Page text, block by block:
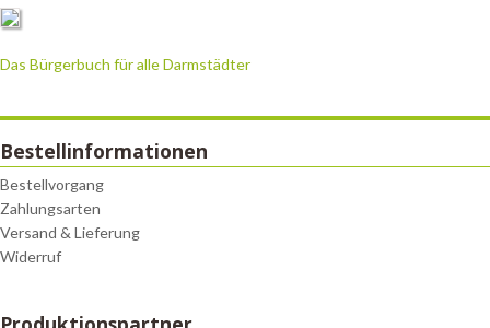
Das Bürgerbuch für alle Darmstädter
Bestellinformationen
Bestellvorgang
Zahlungsarten
Versand & Lieferung
Widerruf